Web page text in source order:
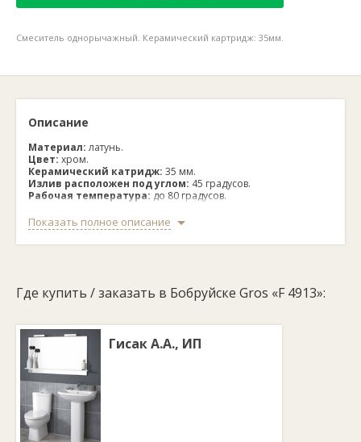
Смеситель однорычажный. Керамический картридж: 35мм.
Описание
Материал: латунь.
Цвет: хром.
Керамический катридж: 35 мм.
Излив расположен под углом: 45 градусов.
Рабочая температура: до 80 градусов.
Группа по параметру герметичности:
Размер резьбы:1/2.
Рабочее давление:0.63 МПа.
моделью удобно ополаскивать высокие емкости или большое
количество посуды.
Изготовлен смеситель из латуни с гальваническим покрытием,
также с использованием керамического картриджа, что
делает конструкцию надежной и долговечной.
Показать полное описание
Где купить / заказать в Бобруйске Gros «F 4913»:
Гисак А.А., ИП